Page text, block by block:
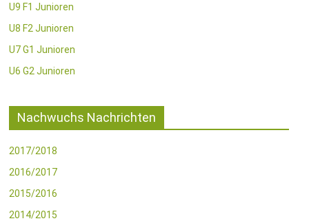
U9 F1 Junioren
U8 F2 Junioren
U7 G1 Junioren
U6 G2 Junioren
Nachwuchs Nachrichten
2017/2018
2016/2017
2015/2016
2014/2015